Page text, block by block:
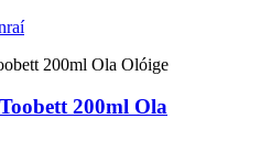
200ml Ola